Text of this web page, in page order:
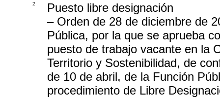
2
Puesto libre designación
– Orden de 28 de diciembre de
Pública, por la que se aprueba
puesto de trabajo vacante en la
Territorio y Sostenibilidad, de
de 10 de abril, de la Función
procedimiento de Libre